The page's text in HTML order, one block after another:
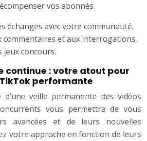
vos abonnés.
échanges avec votre communauté.
commentaires et aux interrogations.
jeux concours.
continue : votre atout pour
performante
veille permanente des vidéos
vous permettra de vous
avancées et de leurs nouvelles
votre approche en fonction de leurs